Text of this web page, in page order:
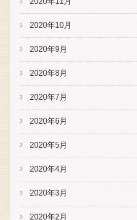
2020年10月
2020年9月
2020年8月
2020年7月
2020年6月
2020年5月
2020年4月
2020年3月
2020年2月